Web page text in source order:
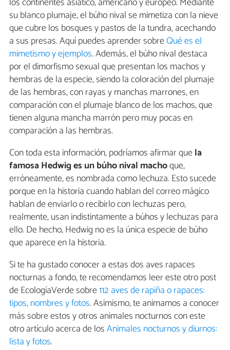
su blanco plumaje, el búho nival se mimetiza con la nieve
que cubre los bosques y pastos de la tundra, acechando
a sus presas. Aquí puedes aprender sobreQué es el
mimetismo y ejemplos. Además, el búho nival destaca
por el dimorfismo sexual que presentan los machos y
hembras de la especie, siendo la coloración del plumaje
de las hembras, con rayas y manchas marrones, en
comparación con el plumaje blanco de los machos, que
tienen alguna mancha marrón pero muy pocas en
comparación a las hembras.
Con toda esta información, podríamos afirmar quela
famosa Hedwig es un búho nival machoque,
erróneamente, es nombrada como lechuza. Esto sucede
porque en la historia cuando hablan del correo mágico
hablan de enviarlo o recibirlo con lechuzas pero,
realmente, usan indistintamente a búhos y lechuzas para
ello. De hecho, Hedwig no es la única especie de búho
que aparece en la historia.
Si te ha gustado conocer a estas dos aves rapaces
nocturnas a fondo, te recomendamos leer este otro post
de EcologíaVerde sobre112 aves de rapiña o rapaces:
tipos, nombres y fotos. Asimismo, te animamos a conocer
más sobre estos y otros animales nocturnos con este
otro artículo acerca de losAnimales nocturnos y diurnos:
lista y fotos.